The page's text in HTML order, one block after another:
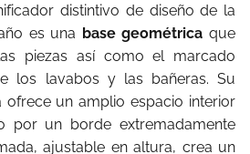
distintivo de diseño de la
es una base geométrica que
piezas así como el marcado
los lavabos y las bañeras. Su
ofrece un amplio espacio interior
por un borde extremadamente
ajustable en altura, crea un